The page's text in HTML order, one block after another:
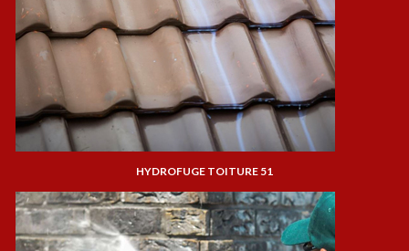
HYDROFUGE TOITURE 51